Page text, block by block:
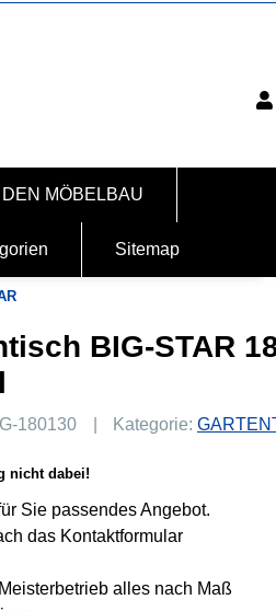
MÖBELBAU
Sitemap
BIG-STAR
180130 Kategorie:
nicht dabei!
Sie passendes Angebot.
das Kontaktformular
alles nach Maß